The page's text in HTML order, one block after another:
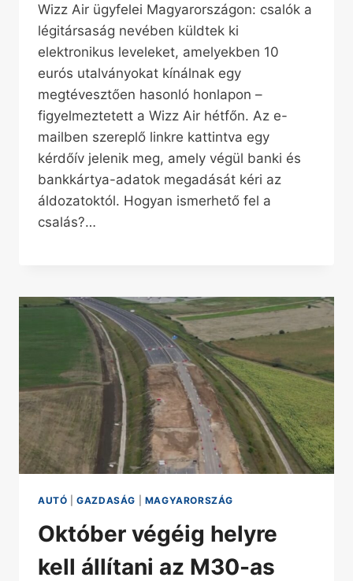
Wizz Air ügyfelei Magyarországon: csalók a
légitársaság nevében küldtek ki
elektronikus leveleket, amelyekben 10
eurós utalványokat kínálnak egy
megtévesztően hasonló honlapon –
figyelmeztetett a Wizz Air hétfőn. Az e-
mailben szereplő linkre kattintva egy
kérdőív jelenik meg, amely végül banki és
bankkártya-adatok megadását kéri az
áldozatoktól. Hogyan ismerhető fel a
csalás?…
AUTÓ |GAZDASÁG MAGYARORSZÁG
Október végéig helyre
kell állítani az M30-as